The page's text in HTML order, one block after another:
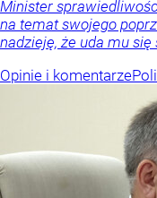
Minister
na temat swojego
nadzieję, że uda mu
Opinie i komentarze